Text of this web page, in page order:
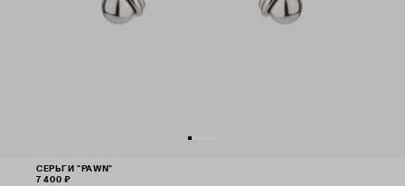
СЕРЬГИ "PAWN"
7 400 ₽